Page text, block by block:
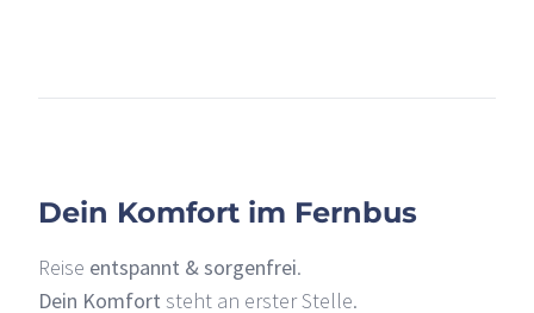
Dein Komfort im Fernbus
Reise entspannt & sorgenfrei.
Dein Komfort steht an erster Stelle.